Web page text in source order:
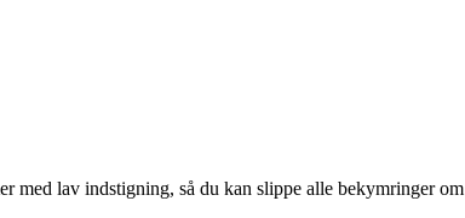
med lav indstigning, så du kan slippe alle bekymringer